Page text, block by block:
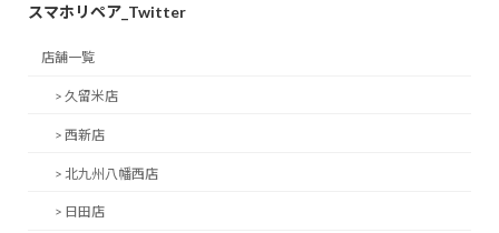
スマホリペア_Twitter
店舗一覧
> 久留米店
> 西新店
> 北九州八幡西店
> 日田店